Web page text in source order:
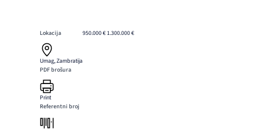
Lokacija
Umag, Zambratija
PDF brošura
Print
Referentni broj
950.000 €1.300.000 €